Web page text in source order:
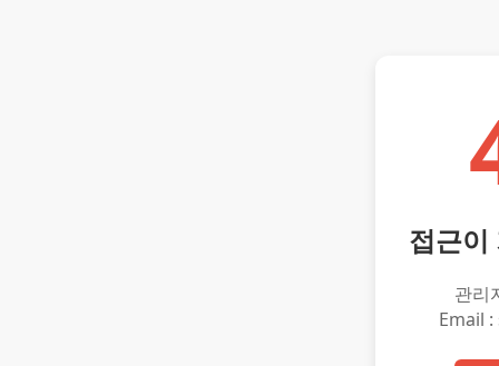
접근이
관리
Email